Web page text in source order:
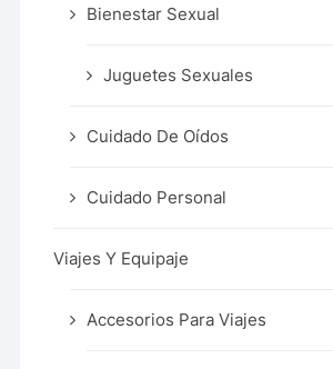
Bienestar Sexual
Juguetes Sexuales
Cuidado De Oídos
Cuidado Personal
Viajes Y Equipaje
Accesorios Para Viajes